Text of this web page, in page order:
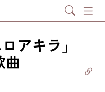
Search
アキラ」
曲